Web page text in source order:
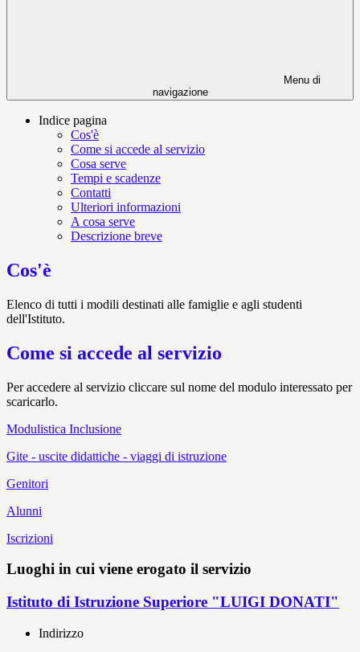
Menu di
navigazione
Indice pagina
Cos'è
Come si accede al servizio
Cosa serve
Tempi e scadenze
Contatti
Ulteriori informazioni
A cosa serve
Descrizione breve
Cos'è
Elenco di tutti i modili destinati alle famiglie e agli studenti
dell'Istituto.
Come si accede al servizio
Per accedere al servizio cliccare sul nome del modulo interessato per
scaricarlo.
Modulistica Inclusione
Gite - uscite didattiche - viaggi di istruzione
Genitori
Alunni
Iscrizioni
Luoghi in cui viene erogato il servizio
Istituto di Istruzione Superiore "LUIGI DONATI"
Indirizzo